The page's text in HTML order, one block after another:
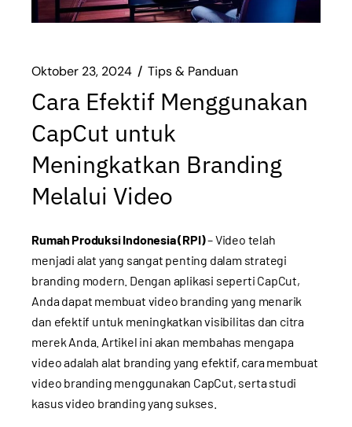
Oktober 23, 2024 Tips & Panduan
Cara Efektif Menggunakan
CapCut untuk
Meningkatkan Branding
Melalui Video
Rumah Produksi Indonesia (RPI)– Video telah
menjadi alat yang sangat penting dalam strategi
branding modern. Dengan aplikasi seperti CapCut,
Anda dapat membuat video branding yang menarik
dan efektif untuk meningkatkan visibilitas dan citra
merek Anda. Artikel ini akan membahas mengapa
video adalah alat branding yang efektif, cara membuat
video branding menggunakan CapCut, serta studi
kasus video branding yang sukses.